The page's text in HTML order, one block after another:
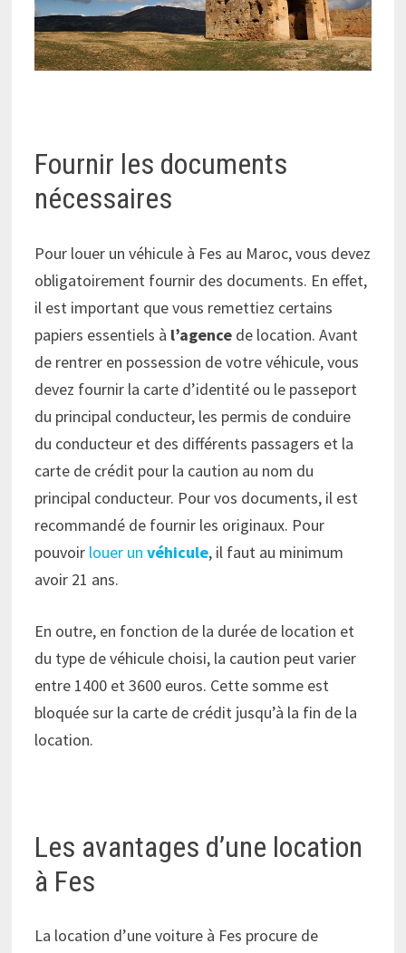
Fournir les documents
nécessaires
Pour louer un véhicule à Fes au Maroc, vous devez
obligatoirement fournir des documents. En effet,
il est important que vous remettiez certains
papiers essentiels à l’agence de location. Avant
de rentrer en possession de votre véhicule, vous
devez fournir la carte d’identité ou le passeport
du principal conducteur, les permis de conduire
du conducteur et des différents passagers et la
carte de crédit pour la caution au nom du
principal conducteur. Pour vos documents, il est
recommandé de fournir les originaux. Pour
pouvoir louer unvéhicule, il faut au minimum
avoir 21 ans.
En outre, en fonction de la durée de location et
du type de véhicule choisi, la caution peut varier
entre 1400 et 3600 euros. Cette somme est
bloquée sur la carte de crédit jusqu’à la fin de la
location.
Les avantages d’une location
à Fes
La location d’une voiture à Fes procure de